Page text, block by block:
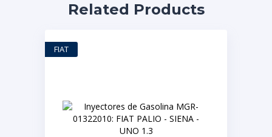
Related Products
FIAT